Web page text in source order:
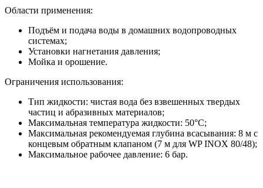
Области применения:
Подъём и подача воды в домашних водопроводных
системах;
Установки нагнетания давления;
Мойка и орошение.
Ограничения использования:
Тип жидкости: чистая вода без взвешенных твердых
частиц и абразивных материалов;
Максимальная температура жидкости: 50°С;
Максимальная рекомендуемая глубина всасывания: 8 м с
концевым обратным клапаном (7 м для WP INOX 80/48);
Максимальное рабочее давление: 6 бар.